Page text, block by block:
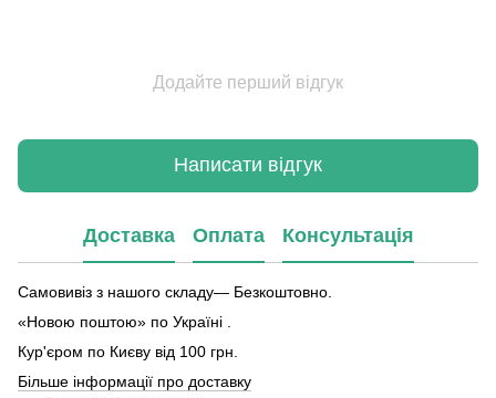
Додайте перший відгук
Написати відгук
Доставка Оплата Консультація
Самовивіз з нашого складу— Безкоштовно.
«Новою поштою» по Україні .
Кур'єром по Києву від 100 грн.
Більше інформації про доставку